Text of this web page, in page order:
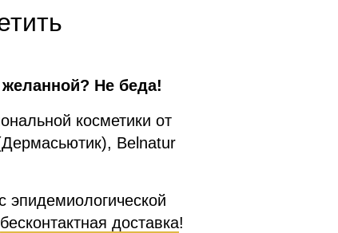
Не беда!
косметики от
Belnatur
эпидемиологической
бесконтактная доставка!